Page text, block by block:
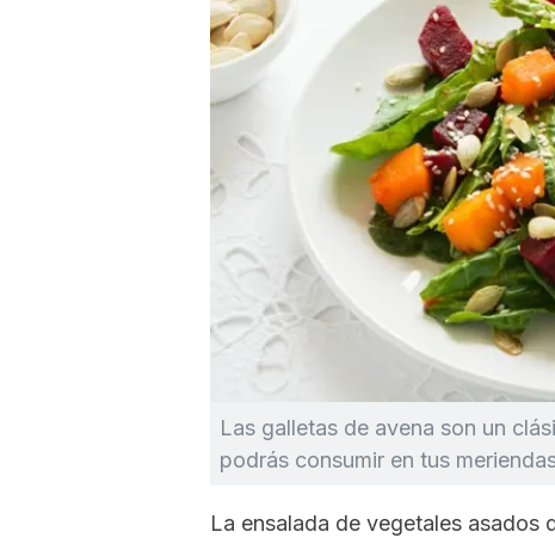
Las galletas de avena son un
podrás consumir en tus
La ensalada de vegetales asados